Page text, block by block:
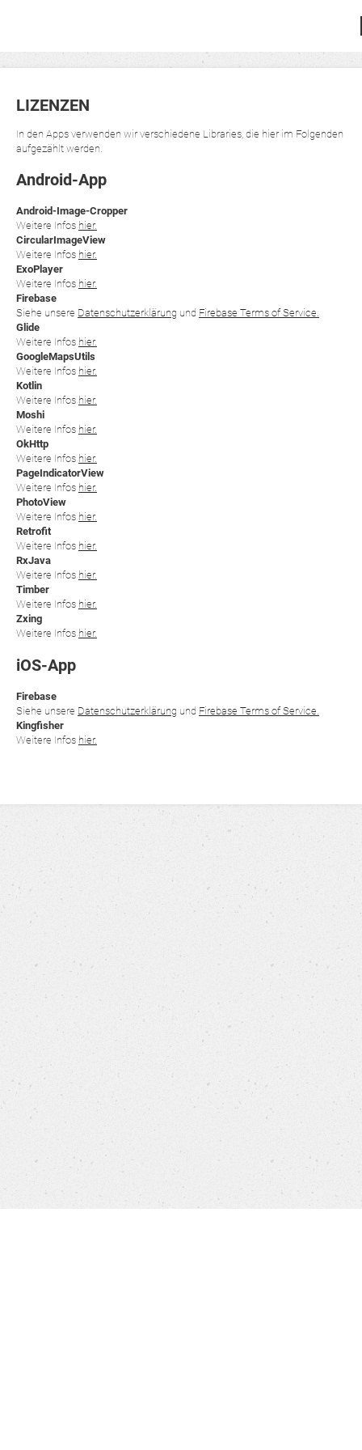
LIZENZEN
In den Apps verwenden wir verschiedene Libraries, die hier im Folgenden
aufgezählt werden.
Android-App
Android-Image-Cropper
Weitere Infos hier.
CircularImageView
Weitere Infos hier.
ExoPlayer
Weitere Infos hier.
Firebase
Siehe unsere Datenschutzerklärung und Firebase Terms of Service.
Glide
Weitere Infos hier.
GoogleMapsUtils
Weitere Infos hier.
Kotlin
Weitere Infos hier.
Moshi
Weitere Infos hier.
OkHttp
Weitere Infos hier.
PageIndicatorView
Weitere Infos hier.
PhotoView
Weitere Infos hier.
Retrofit
Weitere Infos hier.
RxJava
Weitere Infos hier.
Timber
Weitere Infos hier.
Zxing
Weitere Infos hier.
iOS-App
Firebase
Siehe unsere Datenschutzerklärung und Firebase Terms of Service.
Kingfisher
Weitere Infos hier.